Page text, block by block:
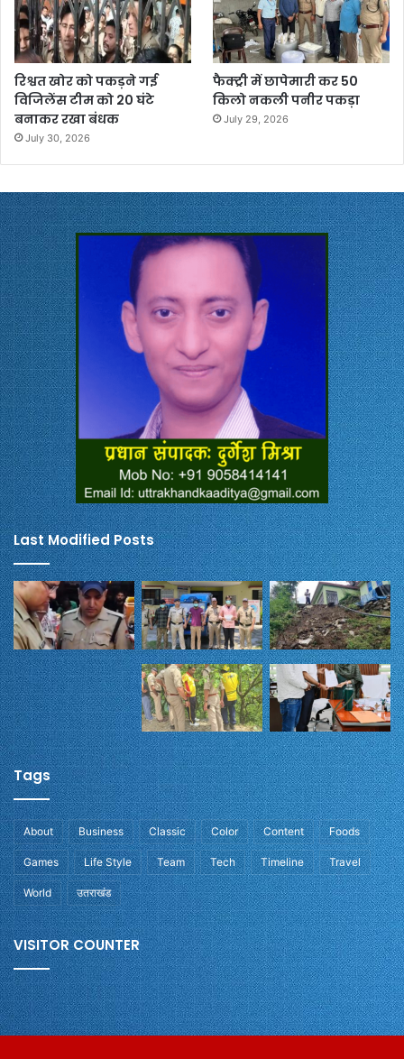
रिश्वत खोर को पकड़ने गई
विजिलेंस टीम को 20 घंटे
बनाकर रखा बंधक
July 30, 2026
फैक्ट्री में छापेमारी कर 50
किलो नकली पनीर पकड़ा
July 29, 2026
Last Modified Posts
Tags
About Business Classic Color Content Foods
Games Life Style Team Tech Timeline Travel
World उतराखंड
VISITOR COUNTER